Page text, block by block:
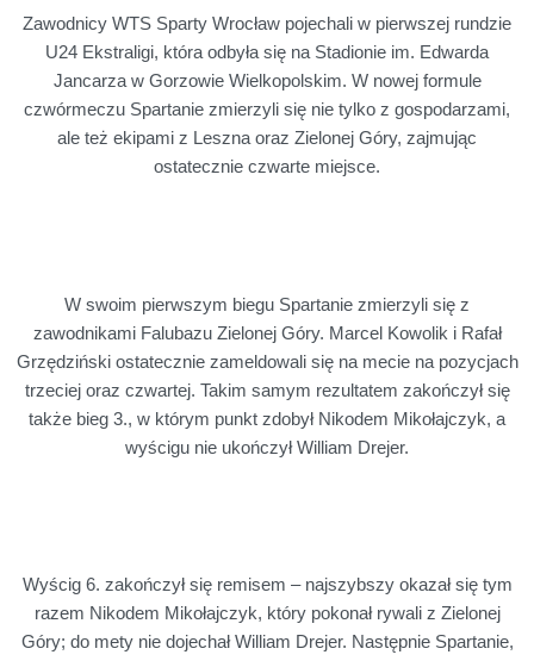
Zawodnicy WTS Sparty Wrocław pojechali w pierwszej rundzie
U24 Ekstraligi, która odbyła się na Stadionie im. Edwarda
Jancarza w Gorzowie Wielkopolskim. W nowej formule
czwórmeczu Spartanie zmierzyli się nie tylko z gospodarzami,
ale też ekipami z Leszna oraz Zielonej Góry, zajmując
ostatecznie czwarte miejsce.
W swoim pierwszym biegu Spartanie zmierzyli się z
zawodnikami Falubazu Zielonej Góry. Marcel Kowolik i Rafał
Grzędziński ostatecznie zameldowali się na mecie na pozycjach
trzeciej oraz czwartej. Takim samym rezultatem zakończył się
także bieg 3., w którym punkt zdobył Nikodem Mikołajczyk, a
wyścigu nie ukończył William Drejer.
Wyścig 6. zakończył się remisem – najszybszy okazał się tym
razem Nikodem Mikołajczyk, który pokonał rywali z Zielonej
Góry; do mety nie dojechał William Drejer. Następnie Spartanie,